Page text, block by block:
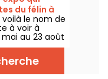
pour ses
repères et
public.
du félin à
le nom de
à voir à
au 23 août
d'une dizaine
ou encore
facettes du